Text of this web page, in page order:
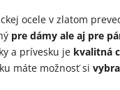
ocele v zlatom
pre dámy ale aj pre
a prívesku je kvalitná
máte možnosť si